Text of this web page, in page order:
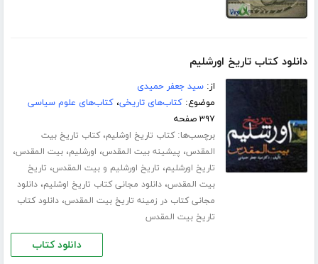
دانلود کتاب تاریخ اورشلیم
از:سید جعفر حمیدی
موضوع:کتاب‌های تاریخی،کتاب‌های علوم سیاسی
۳۹۷ صفحه
برچسب‌ها:کتاب تاریخ اوشلیم،کتاب تاریخ بیت
المقدس، پیشینه بیت المقدس، اورشلیم،بیت المقدس،
تاریخ اورشلیم، تاریخ اورشلیم و بیت المقدس، تاریخ
بیت المقدس،دانلود مجانی کتاب تاریخ اوشلیم،دانلود
مجانی کتاب در زمینه تاریخ بیت المقدس،دانلود کتاب
تاریخ بیت المقدس
دانلود کتاب